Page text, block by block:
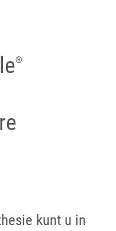
®
kunt u in